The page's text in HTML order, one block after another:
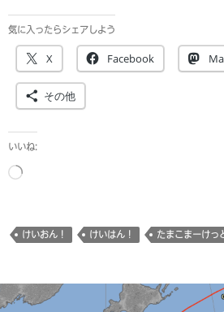
気に入ったらシェアしよう
X Facebook
その他
いいね:
読
み
中…
けいおん！ けいはん！ たまこまーけっ